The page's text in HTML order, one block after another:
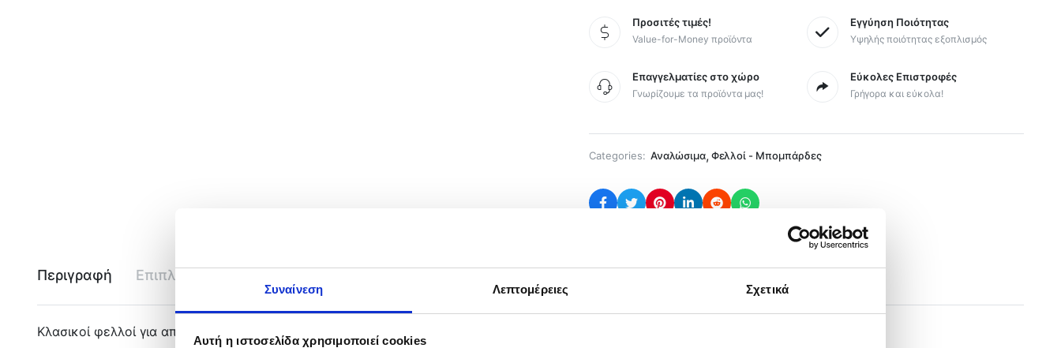
Συναίνεση Λεπτομέρειες Σχετικά
Αυτή η ιστοσελίδα χρησιμοποιεί cookies
Προσιτές τιμές!
Value-for-Money προϊόντα
Εγγύηση Ποιότητας
Υψηλής ποιότητας εξοπλισμός
Επαγγελματίες στο χώρο
Γνωρίζουμε τα προϊόντα μας!
Εύκολες Επιστροφές
Γρήγορα και εύκολα!
Categories: Αναλώσιμα, Φελλοί - Μπομπάρδες
Περιγραφή Επιπλέον πληροφορίες
Κλασικοί φελλοί για απίκο ή Bolo κατασκευασμένοι από ξύλο Balsa.